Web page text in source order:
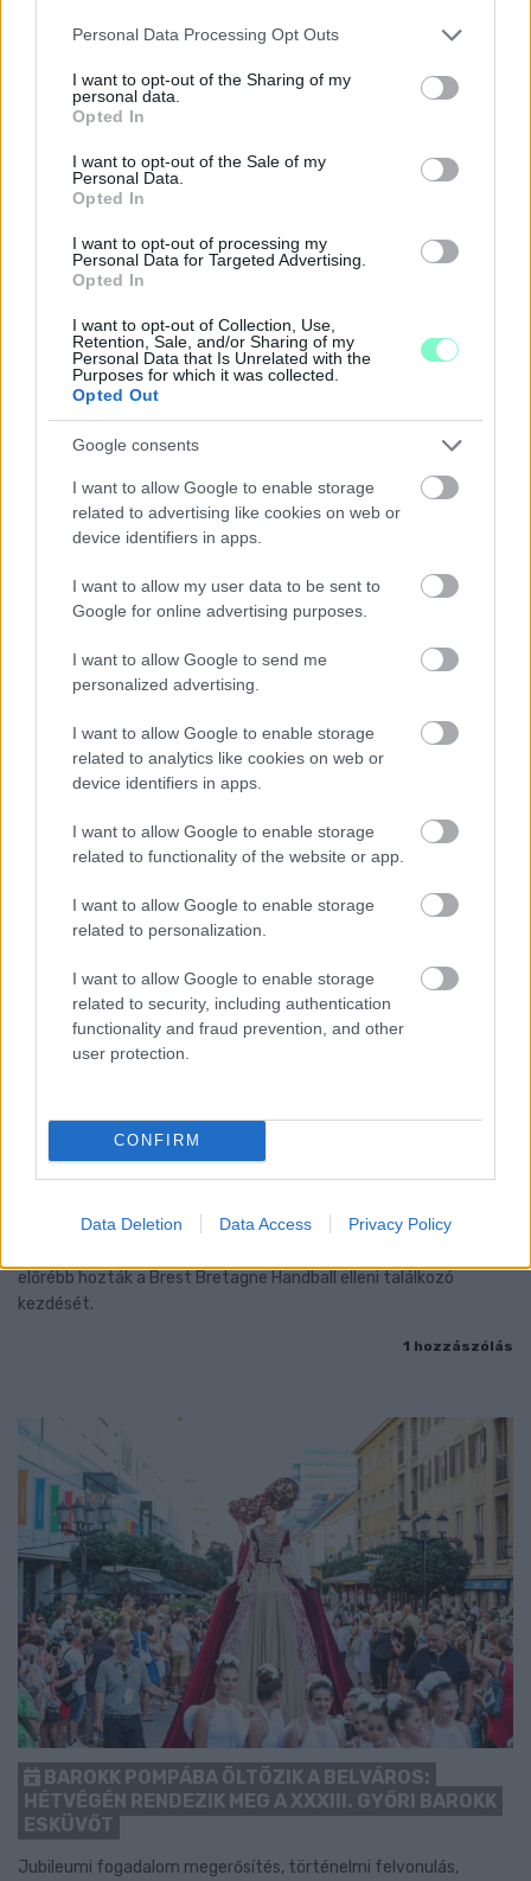
Please note that this website/app uses one or more Google
not limited to your visit or usage behaviour. You may click to
grant or deny consent to Google and its third-party tags to
use your data for below specified purposes in below Google
consent section.
Personal Data Processing Opt Outs
I want to opt-out of the Sharing of my
personal data.
Opted In
I want to opt-out of the Sale of my
Personal Data.
Opted In
I want to opt-out of processing my
Personal Data for Targeted Advertising.
Opted In
I want to opt-out of Collection, Use,
Retention, Sale, and/or Sharing of my
Personal Data that Is Unrelated with the
Purposes for which it was collected.
Opted Out
Google consents
I want to allow Google to enable storage
related to advertising like cookies on web or
device identifiers in apps.
I want to allow my user data to be sent to
Google for online advertising purposes.
I want to allow Google to send me
personalized advertising.
I want to allow Google to enable storage
related to analytics like cookies on web or
device identifiers in apps.
I want to allow Google to enable storage
related to functionality of the website or app.
I want to allow Google to enable storage
related to personalization.
I want to allow Google to enable storage
related to security, including authentication
functionality and fraud prevention, and other
user protection.
CONFIRM
Data Deletion Data Access Privacy Policy
összevetésben a fogyasztói árak, miközben az élelmiszerek ára
már csökkent.
A BAROKK ÖSSZES ÁRNYALATA ÉS MÉG EGY SOR
KIVÁLÓ PROGRAM VÁR MINDENKIT EZEN A HÉTVÉGÉN
GYŐRBEN
Majka koncert, jóga szeánsz, “borhajózás” és egy csomó minden
Szólj hozzá!
ENERGIATAKARÉKOSSÁG: KORÁBBAN KEZDŐDIK
A GYŐRI AUDI ETO KC PÉNTEKI FELKÉSZÜLÉSI
előrébb hozták a Brest Bretagne Handball elleni találkozó
kezdését.
1 hozzászólás
BAROKK POMPÁBA ÖLTÖZIK A BELVÁROS:
HÉTVÉGÉN RENDEZIK MEG A XXXIII. GYŐRI BAROKK
ESKÜVŐT
Jubileumi fogadalom megerősítés, történelmi felvonulás,